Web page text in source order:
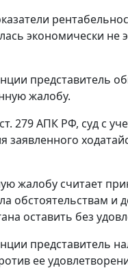
экономически
представитель
жалобу.
ст. 279АПК РФ, суд с
заявленного
жалобу считает
обстоятельствам и
оставить без
представитель
ее